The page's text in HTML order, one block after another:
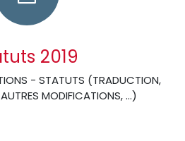
2019
- STATUTS (TRADUCTION,
MODIFICATIONS, …)